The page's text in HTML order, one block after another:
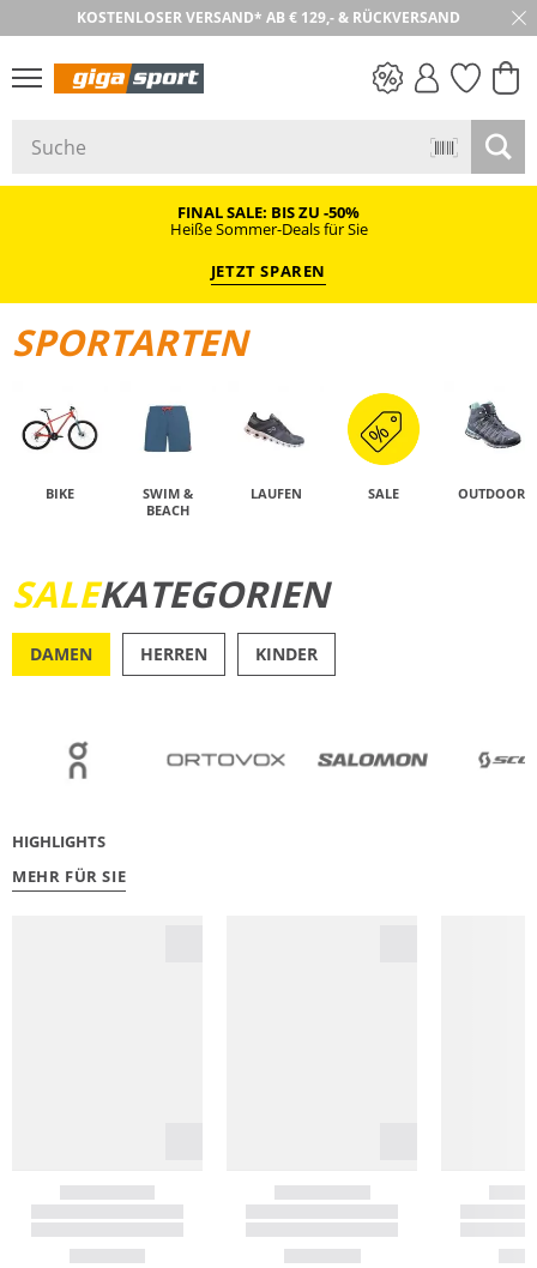
KOSTENLOSER VERSAND* AB € 129,- & RÜCKVERSAND
30 TAGE RÜCKGABE
FINAL SALE: BIS ZU -50%
Heiße Sommer-Deals für Sie
JETZT SPAREN
SPORTARTEN
BIKE
SWIM &
BEACH
LAUFEN SALE OUTDOOR
JETZT ENTDECKEN
SALEKATEGORIEN
DAMEN HERREN KINDER
HIGHLIGHTS
MEHR FÜR SIE